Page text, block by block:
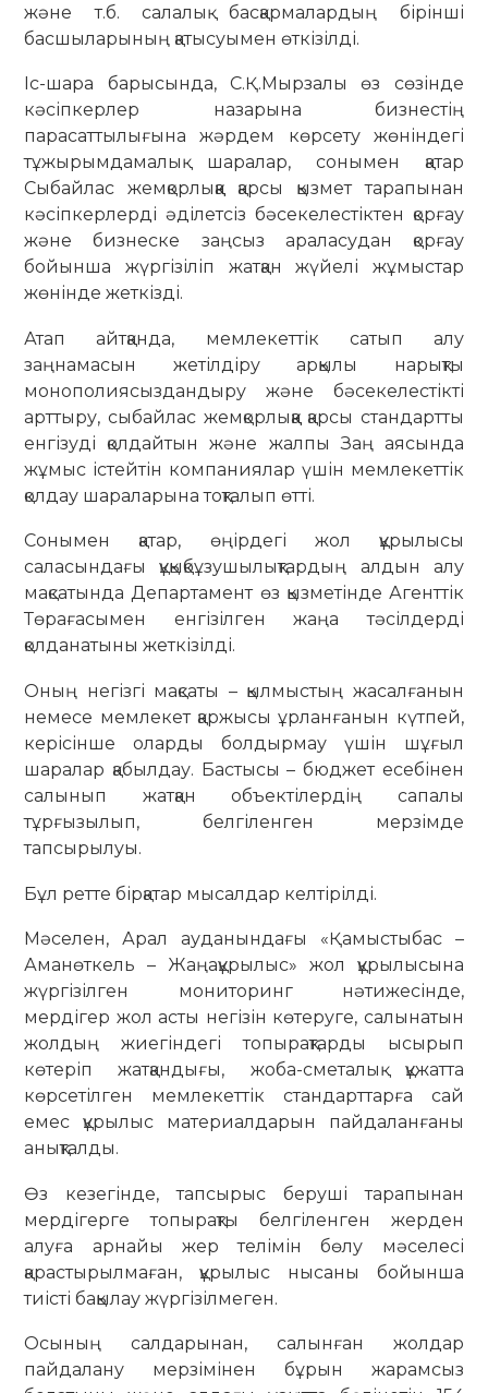
және т.б. салалық басқармалардың бірінші
басшыларының қатысуымен өткізілді.
Іс-шара барысында, С.Қ.Мырзалы өз сөзінде
кәсіпкерлер назарына бизнестің
парасаттылығына жәрдем көрсету жөніндегі
тұжырымдамалық шаралар, сонымен қатар
Сыбайлас жемқорлыққа қарсы қызмет тарапынан
кәсіпкерлерді әділетсіз бәсекелестіктен қорғау
және бизнеске заңсыз араласудан қорғау
бойынша жүргізіліп жатқан жүйелі жұмыстар
жөнінде жеткізді.
Атап айтқанда, мемлекеттік сатып алу
заңнамасын жетілдіру арқылы нарықты
монополиясыздандыру және бәсекелестікті
арттыру, сыбайлас жемқорлыққа қарсы стандартты
енгізуді қолдайтын және жалпы Заң аясында
жұмыс істейтін компаниялар үшін мемлекеттік
қолдау шараларына тоқталып өтті.
Сонымен қатар, өңірдегі жол құрылысы
саласындағы құқықбұзушылықтардың алдын алу
мақсатында Департамент өз қызметінде Агенттік
Төрағасымен енгізілген жаңа тәсілдерді
қолданатыны жеткізілді.
Оның негізгі мақсаты – қылмыстың жасалғанын
немесе мемлекет қаржысы ұрланғанын күтпей,
керісінше оларды болдырмау үшін шұғыл
шаралар қабылдау. Бастысы – бюджет есебінен
салынып жатқан объектілердің сапалы
тұрғызылып, белгіленген мерзімде
тапсырылуы.
Бұл ретте бірқатар мысалдар келтірілді.
Мәселен, Арал ауданындағы «Қамыстыбас –
Аманөткель – Жаңақұрылыс» жол құрылысына
жүргізілген мониторинг нәтижесінде,
мердігер жол асты негізін көтеруге, салынатын
жолдың жиегіндегі топырақтарды ысырып
көтеріп жатқандығы, жоба-сметалық құжатта
көрсетілген мемлекеттік стандарттарға сай
емес құрылыс материалдарын пайдаланғаны
анықталды.
Өз кезегінде, тапсырыс беруші тарапынан
мердігерге топырақты белгіленген жерден
алуға арнайы жер телімін бөлу мәселесі
қарастырылмаған, құрылыс нысаны бойынша
тиісті бақылау жүргізілмеген.
Осының салдарынан, салынған жолдар
пайдалану мерзімінен бұрын жарамсыз